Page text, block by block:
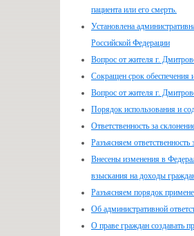
пациента или его смерть.
Установлена
Российской Федерации
Вопрос от жителя г.
Сокращен срок обеспечения
Вопрос от жителя г.
Порядок использования и
Ответственность за
Разъясняем
Внесены изменения в
взыскания на доходы
Разъясняем порядок
Об административной
О праве граждан создавать